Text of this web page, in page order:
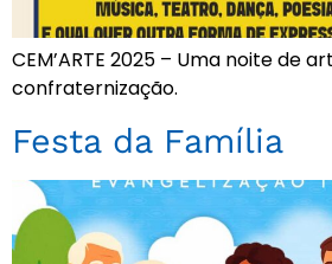
CEM’ARTE 2025 – Uma noite de
confraternização.
Festa da Família